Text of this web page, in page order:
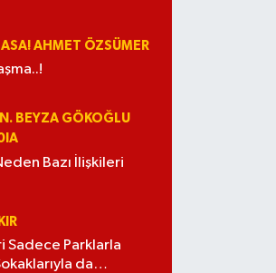
AHMET ÖZSÜMER
BEYZA GÖKOĞLU
Bazı İlişkileri
Sadece Parklarla
da